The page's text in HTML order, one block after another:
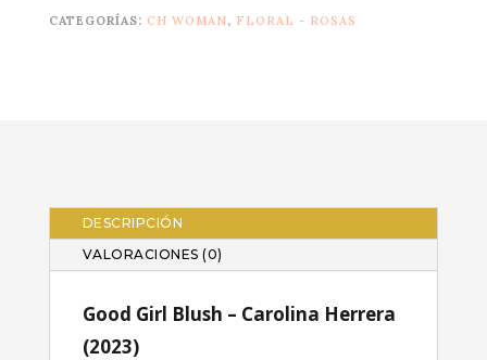
80
CATEGORÍAS: CH WOMAN, FLORAL - ROSAS
DESCRIPCIÓN
VALORACIONES (0)
Good Girl Blush – Carolina Herrera
(2023)